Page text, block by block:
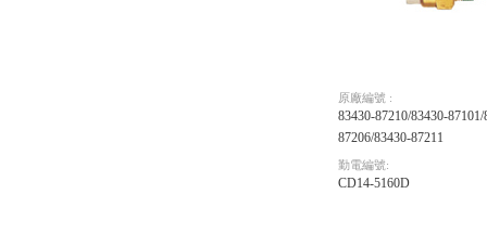
原廠編號 :
83430-87210/83430-87101/
87206/83430-87211
勤電編號:
CD14-5160D